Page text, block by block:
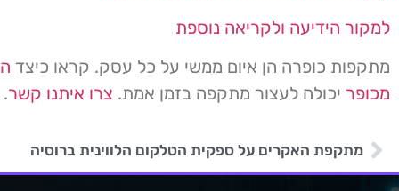
למקור הידיעה ולקריאה נוספת
מתקפות כופרה הן איום ממשי על כל עסק. קראו כיצד
מכופר יכולה לעצור מתקפה בזמן אמת. צרו איתנו קשר.
מתקפת האקרים על ספקית הטלקום הלווינית ברוסיה